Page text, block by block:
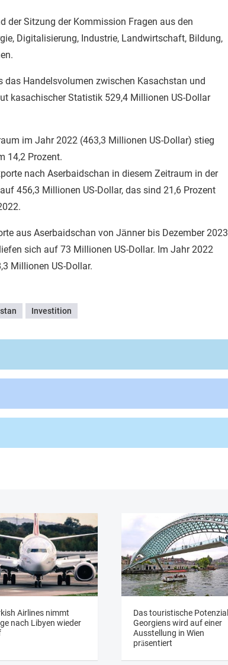
der Sitzung der Kommission Fragen aus den
Digitalisierung, Industrie, Landwirtschaft, Bildung,
das Handelsvolumen zwischen Kasachstan und
kasachischer Statistik 529,4 Millionen US-Dollar
im Jahr 2022 (463,3 Millionen US-Dollar) stieg
14,2 Prozent.
nach Aserbaidschan in diesem Zeitraum in der
456,3 Millionen US-Dollar, das sind 21,6 Prozent
aus Aserbaidschan von Jänner bis Dezember 2023
sich auf 73 Millionen US-Dollar. Im Jahr 2022
Millionen US-Dollar.
Investition
Airlines nimmt
nach Libyen wieder
Das touristische Potenzial
Georgiens wird auf einer
Ausstellung in Wien
präsentiert